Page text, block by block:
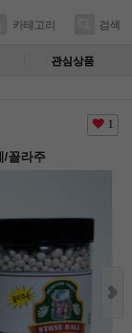
카테고리 검색
관심상품
1
/꼴라주